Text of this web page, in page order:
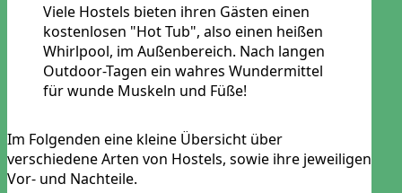
Viele Hostels bieten ihren Gästen einen
kostenlosen "Hot Tub", also einen heißen
Whirlpool, im Außenbereich. Nach langen
Outdoor-Tagen ein wahres Wundermittel
für wunde Muskeln und Füße!
Im Folgenden eine kleine Übersicht über
verschiedene Arten von Hostels, sowie ihre jeweiligen
Vor- und Nachteile.